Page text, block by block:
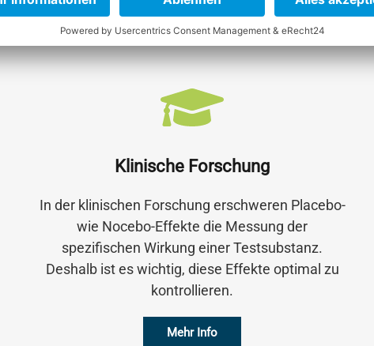
Klinische Forschung
In der klinischen Forschung erschweren Placebo-
wie Nocebo-Effekte die Messung der
spezifischen Wirkung einer Testsubstanz.
Deshalb ist es wichtig, diese Effekte optimal zu
kontrollieren.
Mehr Info